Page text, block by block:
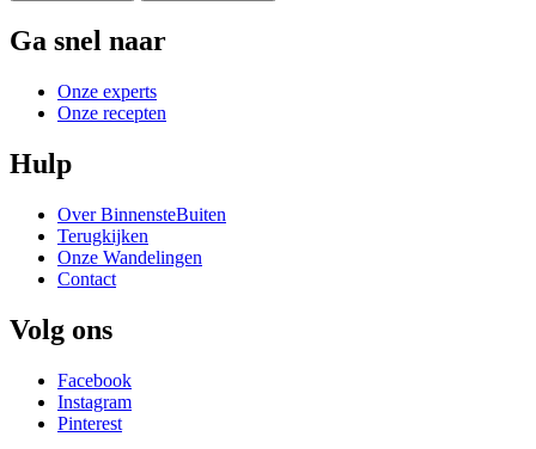
Ga snel naar
Onze experts
Onze recepten
Hulp
Over BinnensteBuiten
Terugkijken
Onze Wandelingen
Contact
Volg ons
Facebook
Instagram
Pinterest